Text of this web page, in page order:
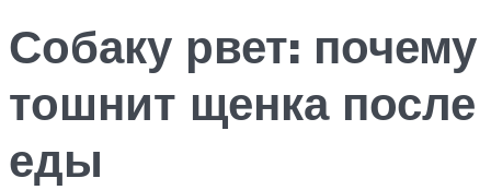
Собаку рвет: почему
тошнит щенка после
еды